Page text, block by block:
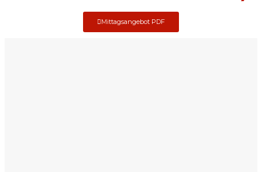
Mittagsangebot PDF